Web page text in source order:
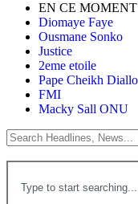
EN CE MOMENT
Diomaye Faye
Ousmane Sonko
Justice
2eme etoile
Pape Cheikh Diallo
FMI
Macky Sall ONU